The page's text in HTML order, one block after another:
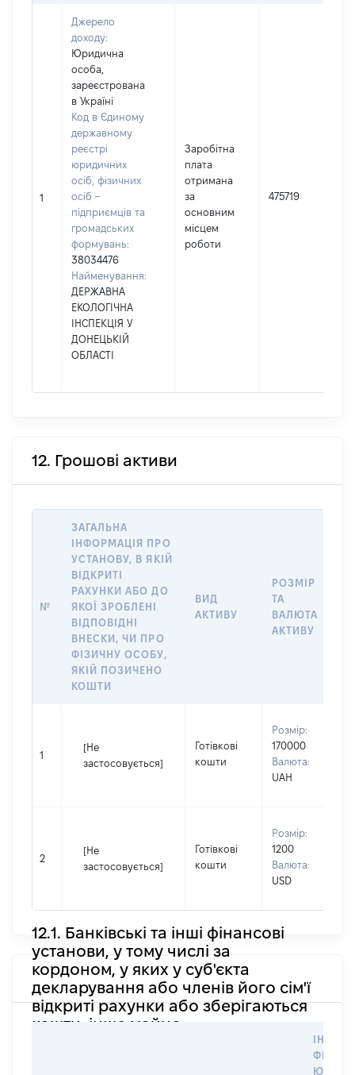
1
Джерело
доходу:
Юридична
особа,
зареєстрована
в Україні
Код в Єдиному
державному
реєстрі
юридичних
осіб, фізичних
осіб –
підприємців та
громадських
формувань:
38034476
Найменування:
ДЕРЖАВНА
ЕКОЛОГІЧНА
ІНСПЕКЦІЯ У
ДОНЕЦЬКІЙ
ОБЛАСТІ
Заробітна
плата
отримана
за
основним
місцем
роботи
475719
12. Грошові активи
№
ЗАГАЛЬНА
ІНФОРМАЦІЯ ПРО
УСТАНОВУ, В ЯКІЙ
ВІДКРИТІ
РАХУНКИ АБО ДО
ЯКОЇ ЗРОБЛЕНІ
ВІДПОВІДНІ
ВНЕСКИ, ЧИ ПРО
ФІЗИЧНУ ОСОБУ,
ЯКІЙ ПОЗИЧЕНО
КОШТИ
ВИД
АКТИВУ
РОЗМІР
ТА
ВАЛЮТА
АКТИВУ
1
[Не
застосовується]
Готівкові
кошти
Розмір:
170000
Валюта:
UAH
2
[Не
застосовується]
Готівкові
кошти
Розмір:
1200
Валюта:
USD
12.1. Банківські та інші фінансові
установи, у тому числі за
кордоном, у яких у суб'єкта
декларування або членів його сім'ї
відкриті рахунки або зберігаються
кошти, інше майно